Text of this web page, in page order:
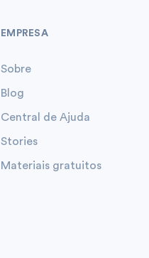
EMPRESA
Sobre
Blog
Central de Ajuda
Stories
Materiais gratuitos